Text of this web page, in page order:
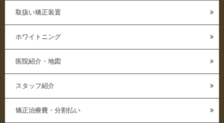
取扱い矯正装置
ホワイトニング
医院紹介・地図
スタッフ紹介
矯正治療費・分割払い